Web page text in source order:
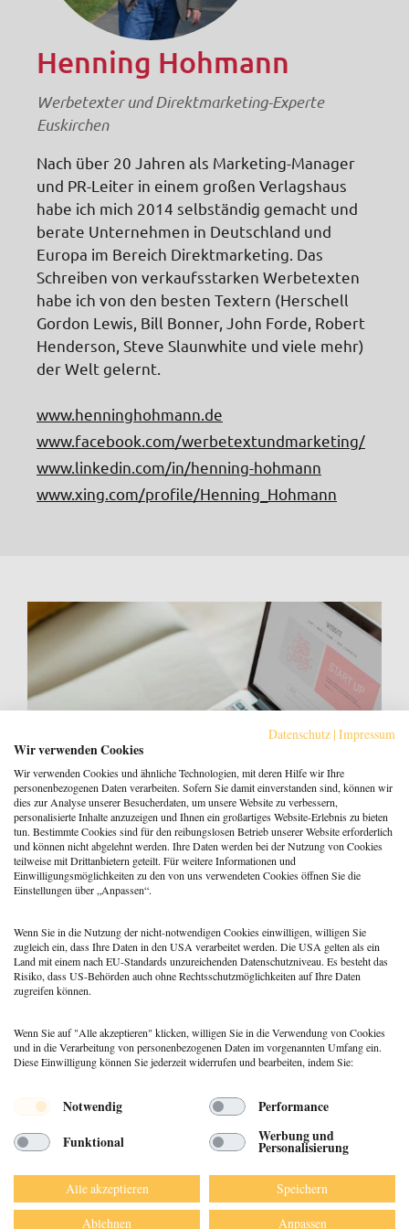
Henning Hohmann
Werbetexter und Direktmarketing-Experte
Euskirchen
Nach über 20 Jahren als Marketing-Manager
und PR-Leiter in einem großen Verlagshaus
habe ich mich 2014 selbständig gemacht und
berate Unternehmen in Deutschland und
Europa im Bereich Direktmarketing. Das
Schreiben von verkaufsstarken Werbetexten
habe ich von den besten Textern (Herschell
Gordon Lewis, Bill Bonner, John Forde, Robert
Henderson, Steve Slaunwhite und viele mehr)
der Welt gelernt.
www.henninghohmann.de
www.facebook.com/werbetextundmarketing/
www.linkedin.com/in/henning-hohmann
www.xing.com/profile/Henning_Hohmann
Der Internetauftritt deiner Praxis
Menü
VERLAG GMBH
IMPRESSUM
Datenschutz | Impressum
Wir verwenden Cookies
Wir verwenden Cookies und ähnliche Technologien, mit deren Hilfe wir Ihre
personenbezogenen Daten verarbeiten. Sofern Sie damit einverstanden sind, können wir
dies zur Analyse unserer Besucherdaten, um unsere Website zu verbessern,
personalisierte Inhalte anzuzeigen und Ihnen ein großartiges Website-Erlebnis zu bieten
tun. Bestimmte Cookies sind für den reibungslosen Betrieb unserer Website erforderlich
und können nicht abgelehnt werden. Ihre Daten werden bei der Nutzung von Cookies
teilweise mit Drittanbietern geteilt. Für weitere Informationen und
Einwilligungsmöglichkeiten zu den von uns verwendeten Cookies öffnen Sie die
Einstellungen über „Anpassen“.
Wenn Sie in die Nutzung der nicht-notwendigen Cookies einwilligen, willigen Sie
zugleich ein, dass Ihre Daten in den USA verarbeitet werden. Die USA gelten als ein
Land mit einem nach EU-Standards unzureichenden Datenschutzniveau. Es besteht das
Risiko, dass US-Behörden auch ohne Rechtsschutzmöglichkeiten auf Ihre Daten
zugreifen können.
Wenn Sie auf "Alle akzeptieren" klicken, willigen Sie in die Verwendung von Cookies
und in die Verarbeitung von personenbezogenen Daten im vorgenannten Umfang ein.
Diese Einwilligung können Sie jederzeit widerrufen und bearbeiten, indem Sie:
Notwendig
Performance
Funktional
Werbung und
Personalisierung
Alle akzeptieren
Speichern
Ablehnen
Anpassen